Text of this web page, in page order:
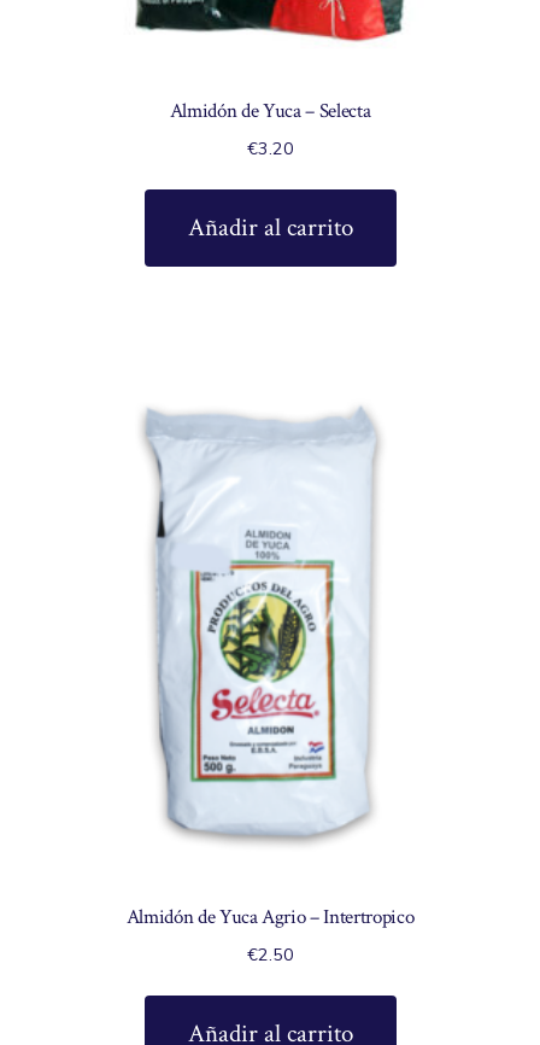
Almidón de Yuca – Selecta
€3.20
Añadir al carrito
Almidón de Yuca Agrio – Intertropico
€2.50
Añadir al carrito